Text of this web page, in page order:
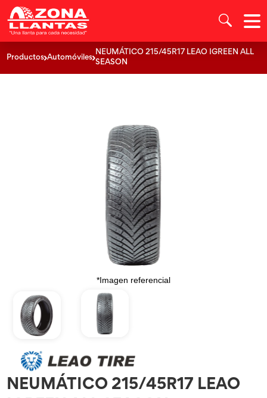
Productos Automóviles
NEUMÁTICO 215/45R17 LEAO IGREEN ALL
SEASON
*Imagen referencial
NEUMÁTICO 215/45R17 LEAO